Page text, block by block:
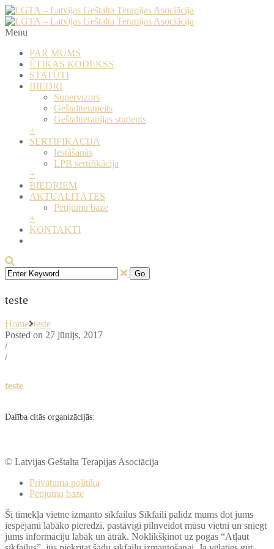
Menu
PAR MUMS
ĒTIKAS KODEKSS
STATŪTI
BIEDRI
Supervizors
​Geštaltterapeits
​Geštaltterapijas students
+
SERTIFIKĀCIJA
Iestāšanās
LPB sertifikācija
+
BIEDRIEM
AKTUALITĀTES
Pētījumu bāze
+
KONTAKTI
teste
Home teste
Posted on 27 jūnijs, 2017
/
/
teste
Dalība citās organizācijās:
© Latvijas Geštalta Terapijas Asociācija
Privātuma politika
Pētījumu bāze
Šī tīmekļa vietne izmanto sīkfailus Sīkfaili palīdz mums dot jums
iespējami labāko pieredzi, pastāvīgi pilnveidot mūsu vietni un sniegt
jums informāciju labāk un ātrāk. Noklikšķinot uz pogas “Atļaut